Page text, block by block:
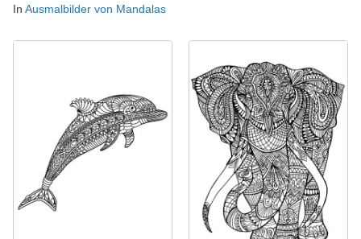
In Ausmalbilder von Mandalas